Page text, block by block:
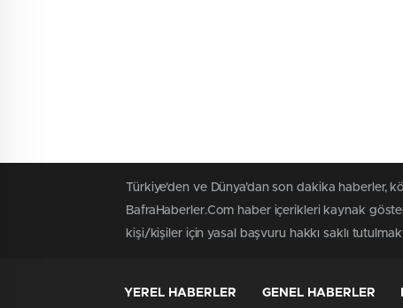
Türkiye'den ve Dünya’dan son dakika haberler,
BafraHaberler.Com haber içerikleri kaynak
kişi/kişiler için yasal başvuru hakkı saklı
YEREL HABERLER GENEL HABERLER